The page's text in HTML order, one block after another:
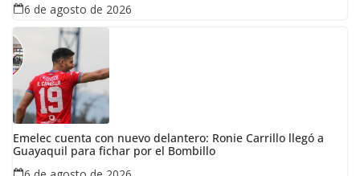
6 de agosto de 2026
Emelec cuenta con nuevo delantero: Ronie Carrillo llegó a
Guayaquil para fichar por el Bombillo